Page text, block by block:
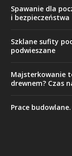
Spawanie dla
i bezpieczeństwa
Szklane sufity
podwieszane
Majsterkowanie
drewnem? Czas
Prace